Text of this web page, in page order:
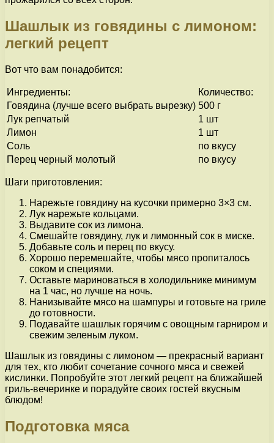
Шашлык из говядины с лимоном:
легкий рецепт
Вот что вам понадобится:
Ингредиенты:
Количество:
Говядина (лучше всего выбрать вырезку) 500 г
Лук репчатый
1 шт
Лимон
1 шт
Соль
по вкусу
Перец черный молотый
по вкусу
Шаги приготовления:
Нарежьте говядину на кусочки примерно 3×3 см.
Лук нарежьте кольцами.
Выдавите сок из лимона.
Смешайте говядину, лук и лимонный сок в миске.
Добавьте соль и перец по вкусу.
Хорошо перемешайте, чтобы мясо пропиталось
соком и специями.
Оставьте мариноваться в холодильнике минимум
на 1 час, но лучше на ночь.
Нанизывайте мясо на шампуры и готовьте на гриле
до готовности.
Подавайте шашлык горячим с овощным гарниром и
свежим зеленым луком.
Шашлык из говядины с лимоном — прекрасный вариант
для тех, кто любит сочетание сочного мяса и свежей
кислинки. Попробуйте этот легкий рецепт на ближайшей
гриль-вечеринке и порадуйте своих гостей вкусным
блюдом!
Подготовка мяса